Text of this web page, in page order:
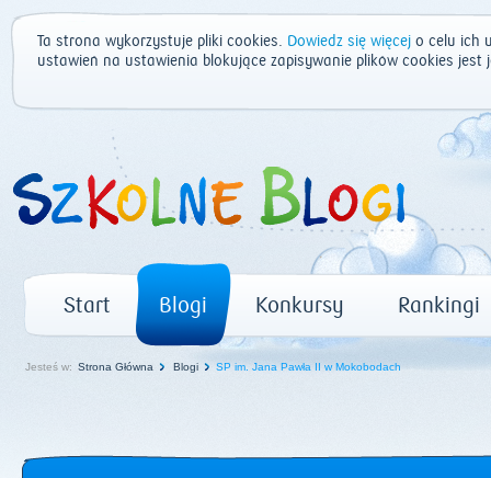
Ta strona wykorzystuje pliki cookies. Dowiedz się więcej o celu ich
ustawień na ustawienia blokujące zapisywanie plików cookies
Start Blogi Konkursy Rankingi
Jesteś w: Strona Główna Blogi SP im. Jana Pawła II w Mokobodach